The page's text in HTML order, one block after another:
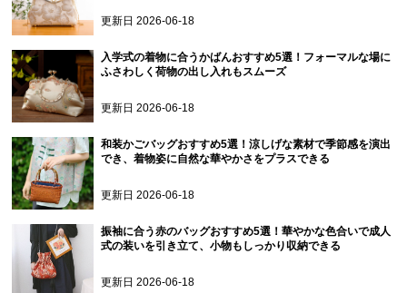
更新日2026-06-18
入学式の着物に合うかばんおすすめ5選！フォーマルな場に
ふさわしく荷物の出し入れもスムーズ
更新日2026-06-18
和装かごバッグおすすめ5選！涼しげな素材で季節感を演出
でき、着物姿に自然な華やかさをプラスできる
更新日2026-06-18
振袖に合う赤のバッグおすすめ5選！華やかな色合いで成人
式の装いを引き立て、小物もしっかり収納できる
更新日2026-06-18